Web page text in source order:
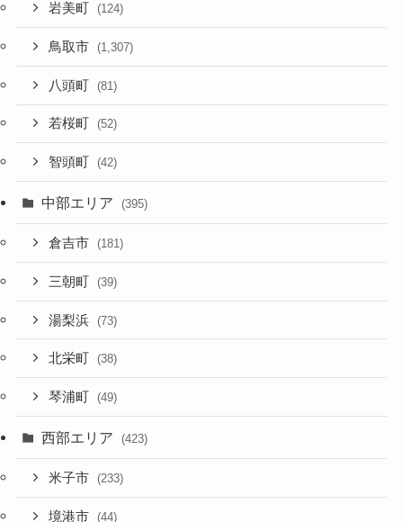
岩美町 (124)
鳥取市 (1,307)
八頭町 (81)
若桜町 (52)
智頭町 (42)
中部エリア (395)
倉吉市 (181)
三朝町 (39)
湯梨浜 (73)
北栄町 (38)
琴浦町 (49)
西部エリア (423)
米子市 (233)
境港市 (44)